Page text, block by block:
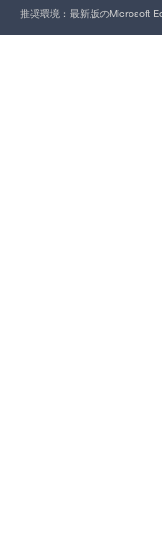
推奨環境：最新版のMicrosoft